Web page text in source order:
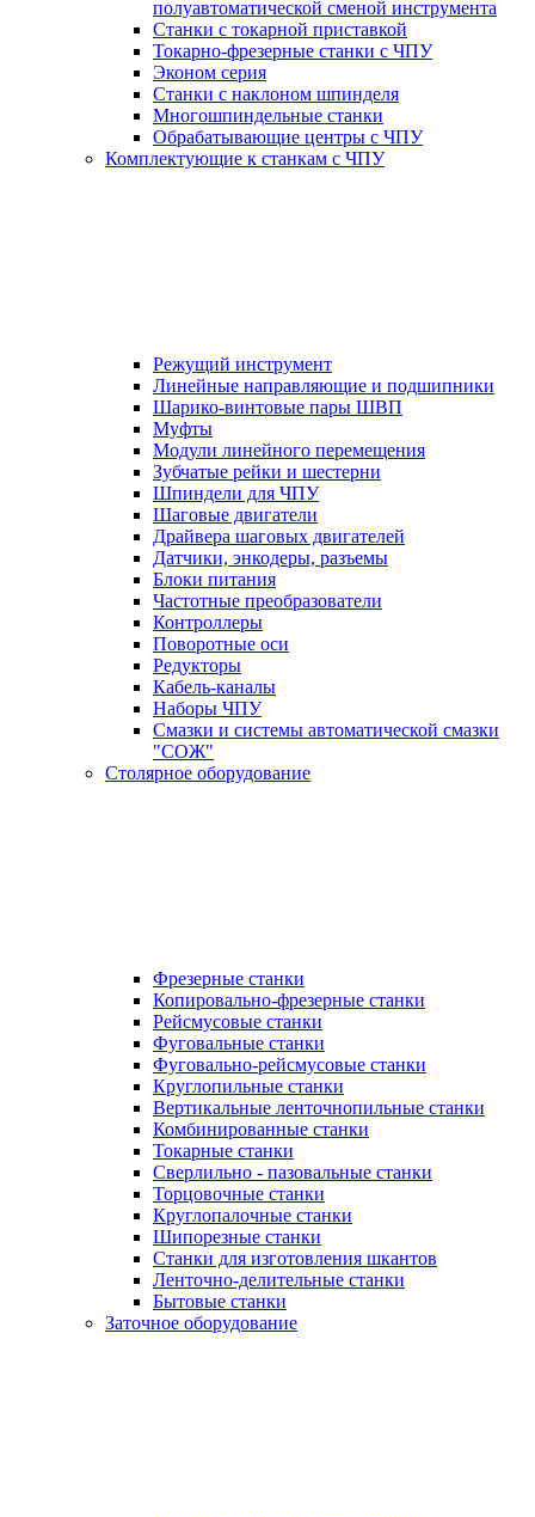
полуавтоматической сменой инструмента
Станки с токарной приставкой
Токарно-фрезерные станки с ЧПУ
Эконом серия
Станки с наклоном шпинделя
Многошпиндельные станки
Обрабатывающие центры с ЧПУ
Комплектующие к станкам с ЧПУ
Режущий инструмент
Линейные направляющие и подшипники
Шарико-винтовые пары ШВП
Муфты
Модули линейного перемещения
Зубчатые рейки и шестерни
Шпиндели для ЧПУ
Шаговые двигатели
Драйвера шаговых двигателей
Датчики, энкодеры, разъемы
Блоки питания
Частотные преобразователи
Контроллеры
Поворотные оси
Редукторы
Кабель-каналы
Наборы ЧПУ
Смазки и системы автоматической смазки
"СОЖ"
Столярное оборудование
Фрезерные станки
Копировально-фрезерные станки
Рейсмусовые станки
Фуговальные станки
Фуговально-рейсмусовые станки
Круглопильные станки
Вертикальные ленточнопильные станки
Комбинированные станки
Токарные станки
Сверлильно - пазовальные станки
Торцовочные станки
Круглопалочные станки
Шипорезные станки
Станки для изготовления шкантов
Ленточно-делительные станки
Бытовые станки
Заточное оборудование